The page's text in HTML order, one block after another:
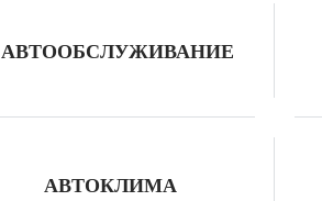
АВТООБСЛУЖИВАНИЕ
АВТОКЛИМА